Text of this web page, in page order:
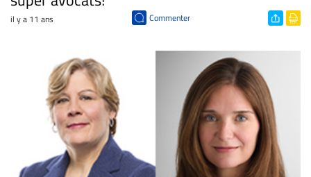
il y a 11 ans Commenter